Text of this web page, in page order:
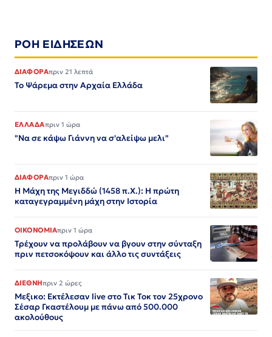
ΡΟΗ ΕΙΔΗΣΕΩΝ
ΔΙΑΦΟΡΑπριν 21 λεπτά
Το Ψάρεμα στην Αρχαία Ελλάδα
ΕΛΛΑΔΑπριν 1 ώρα
"Να σε κάψω Γιάννη να σ'αλείψω μελι"
ΔΙΑΦΟΡΑπριν 1 ώρα
Η Μάχη της Μεγιδδώ (1458 π.Χ.): Η πρώτη
καταγεγραμμένη μάχη στην Ιστορία
ΟΙΚΟΝΟΜΙΑπριν 1 ώρα
Τρέχουν να προλάβουν να βγουν στην σύνταξη
πριν πετσοκόψουν και άλλο τις συντάξεις
ΔΙΕΘΝΗπριν 2 ώρες
Μεξικο: Εκτέλεσαν live στο Τικ Τοκ τον 25χρονο
Σέσαρ Γκαστέλουμ με πάνω από 500.000
ακολούθους